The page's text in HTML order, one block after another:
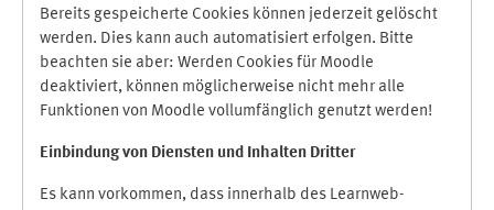
Bereits gespeicherte Cookies können jederzeit gelöscht
werden. Dies kann auch automatisiert erfolgen. Bitte
beachten sie aber: Werden Cookies für Moodle
deaktiviert, können möglicherweise nicht mehr alle
Funktionen von Moodle vollumfänglich genutzt werden!
Einbindung von Diensten und Inhalten Dritter
Es kann vorkommen, dass innerhalb des Learnweb-